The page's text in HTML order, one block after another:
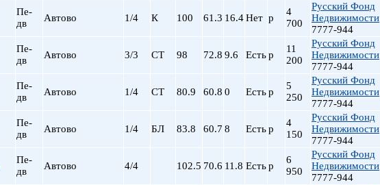
Пе-
дв
Автово 1/4 К 100 61.3 16.4Нет р
4
700
Русский Фонд
Недвижимости
7777-944
Пе-
дв
Автово 3/3 СТ 98 72.8 9.6 Естьр
11
200
Русский Фонд
Недвижимости
7777-944
Пе-
дв
Автово 1/4 СТ 80.9 60.8 0 Естьр
5
250
Русский Фонд
Недвижимости
7777-944
Пе-
дв
Автово 1/4 БЛ 83.8 60.7 8 Естьр
4
150
Русский Фонд
Недвижимости
7777-944
Пе-
дв
Автово 4/4 102.5 70.6 11.8 Естьр
6
950
Русский Фонд
Недвижимости
7777-944